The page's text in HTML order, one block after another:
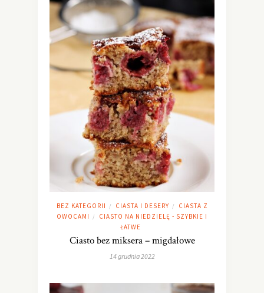
BEZ KATEGORII / CIASTA I DESERY /
CIASTA Z
OWOCAMI
/
CIASTO NA NIEDZIELĘ - SZYBKIE I
ŁATWE
Ciasto bez miksera – migdałowe
14 grudnia 2022